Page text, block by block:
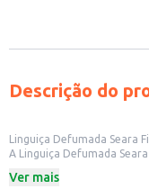
Descrição do
Linguiça Defumada Seara
A Linguiça Defumada
sabor marcante e
Ver mais